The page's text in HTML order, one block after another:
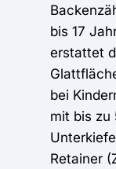
bis 17
erstattet
bei
mit bis zu
Retainer